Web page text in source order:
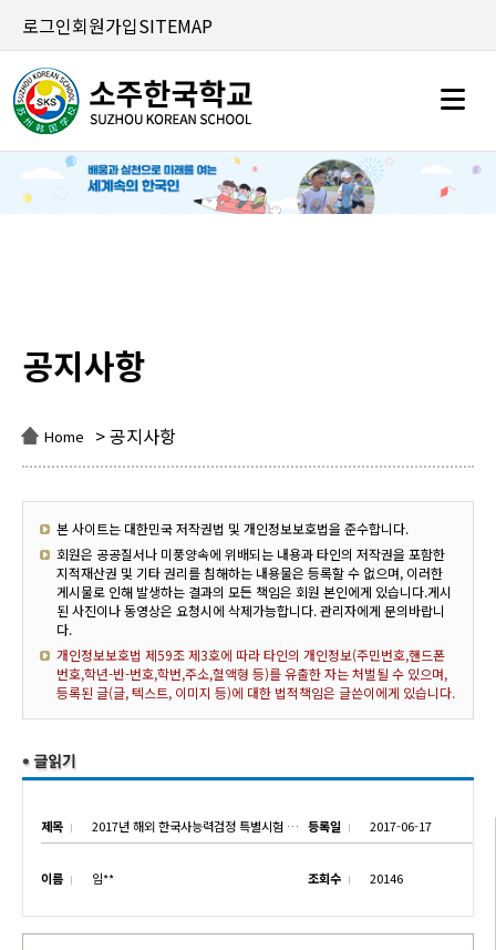
로그인회원가입SITEMAP
공지사항
Home > 공지사항
본 사이트는 대한민국 저작권법 및 개인정보보호법을 준수합니다.
회원은 공공질서나 미풍양속에 위배되는 내용과 타인의 저작권을 포함한
지적재산권 및 기타 권리를 침해하는 내용물은 등록할 수 없으며, 이러한
게시물로 인해 발생하는 결과의 모든 책임은 회원 본인에게 있습니다.게시
된 사진이나 동영상은 요청시에 삭제가능합니다. 관리자에게 문의바랍니
다.
개인정보보호법 제59조 제3호에 따라 타인의 개인정보(주민번호,핸드폰
번호,학년-반-번호,학번,주소,혈액형 등)를 유출한 자는 처벌될 수 있으며,
등록된 글(글, 텍스트, 이미지 등)에 대한 법적책임은 글쓴이에게 있습니다.
제목 2017년 해외 한국사능력검정 특별시험 실시 안내 등록일 2017-06-17
이름 임** 조회수 20146